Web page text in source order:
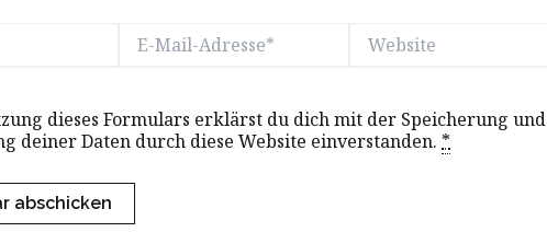
Mail-
Website
dieses Formulars erklärst du dich mit der Speicherung und
deiner Daten durch diese Website einverstanden. *